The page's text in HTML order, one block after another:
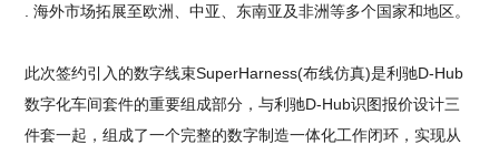
. 海外市场拓展至欧洲、中亚、东南亚及非洲等多个国家和地区。
此次签约引入的数字线束SuperHarness(布线仿真)是利驰D-Hub
数字化车间套件的重要组成部分，与利驰D-Hub识图报价设计三
件套一起，组成了一个完整的数字制造一体化工作闭环，实现从